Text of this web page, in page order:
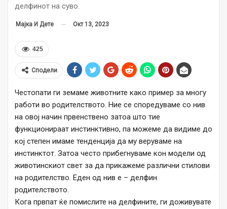
делфинот на суво.
Мајка И Дете Окт 13, 2023
425
Сподели
Честопати ги земаме животните како пример за многу
работи во родителството. Ние се споредуваме со нив
на овој начин првенствено затоа што тие
функционираат инстинктивно, па можеме да видиме до
кој степен имаме тенденција да му веруваме на
инстинктот. Затоа често прибегнуваме кон модели од
животинскиот свет за да прикажеме различни стилови
на родителство. Еден од нив е – делфин
родителството.
Кога првпат ќе помислите на делфините, ги доживувате